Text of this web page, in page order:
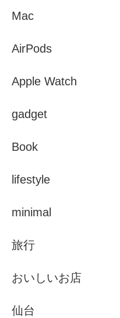
Mac
AirPods
Apple Watch
gadget
Book
lifestyle
minimal
旅行
おいしいお店
仙台